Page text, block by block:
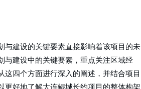
与建设的关键要素直接影响着该项目的未
与建设中的关键要素，重点关注区域经
四个方面进行深入的阐述，并结合项目
好地了解大连鲲城长约项目的整体构架